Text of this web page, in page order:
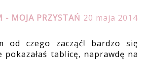
- MOJA PRZYSTAŃ 20 maja 2014
od czego zacząć! bardzo się
pokazałaś tablicę, naprawdę na